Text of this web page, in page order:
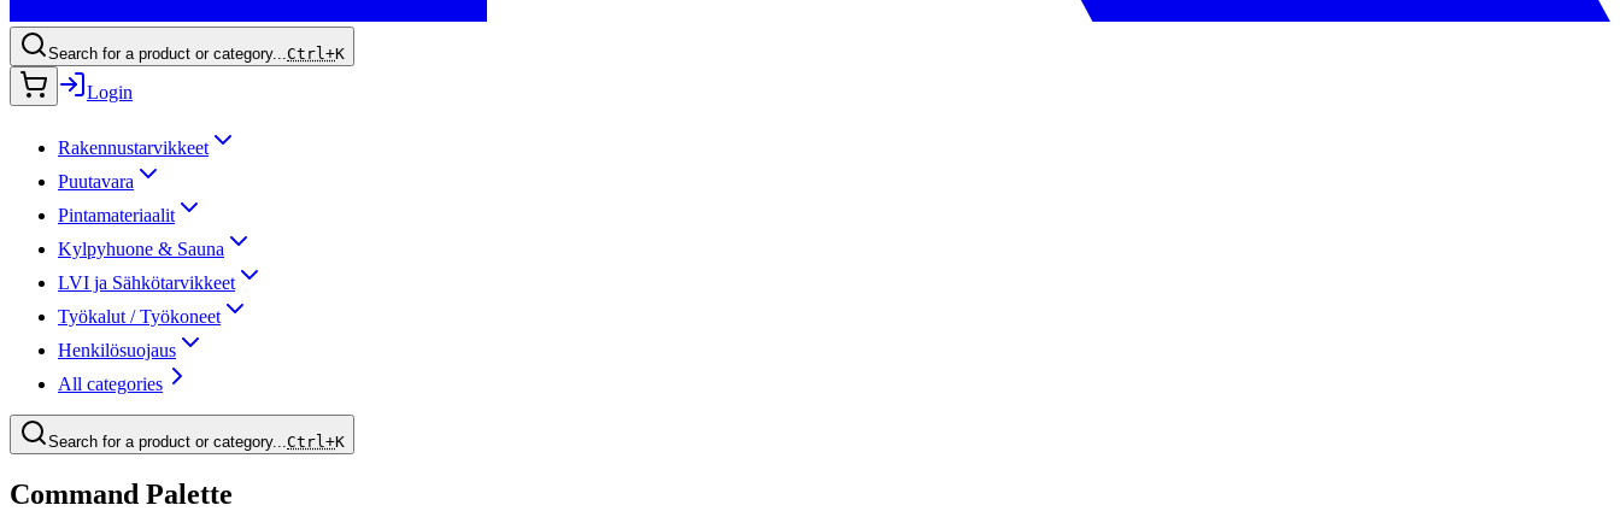
Search for a product or category... Ctrl+K
Login
Rakennustarvikkeet
Puutavara
Pintamateriaalit
Kylpyhuone & Sauna
LVI ja Sähkötarvikkeet
Työkalut / Työkoneet
Henkilösuojaus
All categories
Search for a product or category... Ctrl+K
Command Palette